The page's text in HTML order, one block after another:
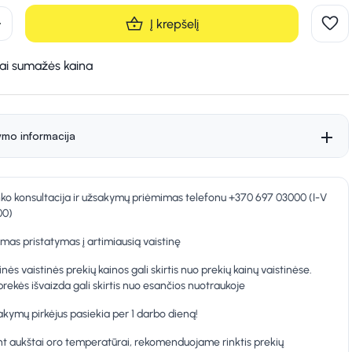
Į krepšelį
sumažės kaina
informacija
konsultacija ir užsakymų priėmimas telefonu +370 697 03000 (I-V
pristatymas į artimiausią vaistinę
vaistinės prekių kainos gali skirtis nuo prekių kainų vaistinėse.
išvaizda gali skirtis nuo esančios nuotraukoje
pirkėjus pasiekia per 1 darbo dieną!
aukštai oro temperatūrai, rekomenduojame rinktis prekių